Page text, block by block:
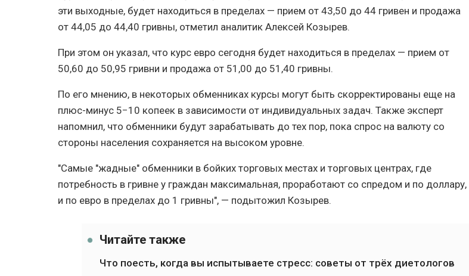
эти выходные, будет находиться в пределах — прием от 43,50 до 44 гривен и продажа
от 44,05 до 44,40 гривны, отметил аналитик Алексей Козырев.
При этом он указал, что курс евро сегодня будет находиться в пределах — прием от
50,60 до 50,95 гривни и продажа от 51,00 до 51,40 гривны.
По его мнению, в некоторых обменниках курсы могут быть скорректированы еще на
плюс-минус 5−10 копеек в зависимости от индивидуальных задач. Также эксперт
напомнил, что обменники будут зарабатывать до тех пор, пока спрос на валюту со
стороны населения сохраняется на высоком уровне.
"Самые "жадные" обменники в бойких торговых местах и торговых центрах, где
потребность в гривне у граждан максимальная, проработают со спредом и по доллару,
и по евро в пределах до 1 гривны", — подытожил Козырев.
Читайте также
Что поесть, когда вы испытываете стресс: советы от трёх диетологов